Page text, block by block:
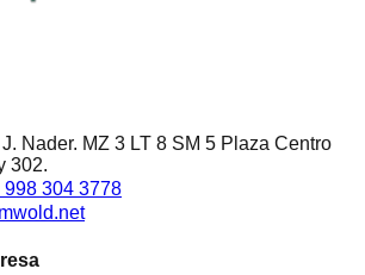
Nader. MZ 3 LT 8 SM 5 Plaza Centro
302.
304 3778